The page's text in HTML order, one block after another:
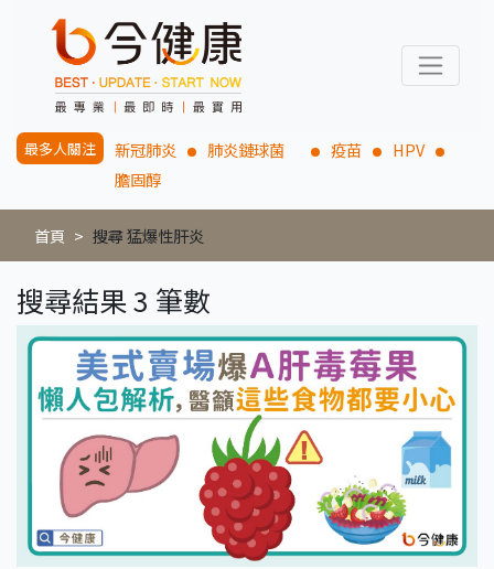
最多人關注 新冠肺炎 肺炎鏈球菌 疫苗
HPV
膽固醇
首頁 搜尋 猛爆性肝炎
搜尋結果 3 筆數